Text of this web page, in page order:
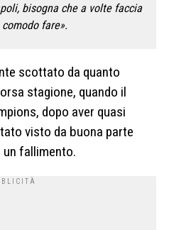
bisogna che a volte faccia
fare».
scottato da quanto
stagione, quando il
dopo aver quasi
visto da buona parte
fallimento.